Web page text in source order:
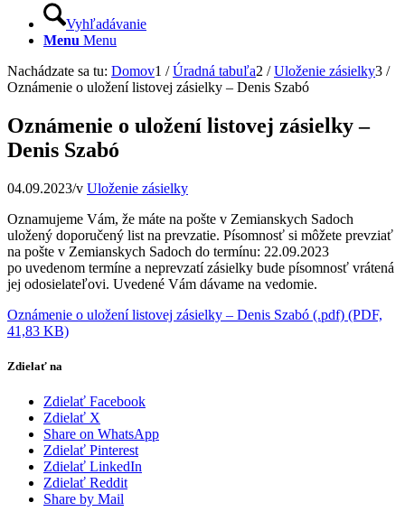
Vyhľadávanie
Menu Menu
Nachádzate sa tu: Domov1 / Úradná tabuľa2 / Uloženie zásielky3 /
Oznámenie o uložení listovej zásielky – Denis Szabó
Oznámenie o uložení listovej zásielky –
Denis Szabó
04.09.2023/v Uloženie zásielky
Oznamujeme Vám, že máte na pošte v Zemianskych Sadoch
uložený doporučený list na prevzatie. Písomnosť si môžete prevziať
na pošte v Zemianskych Sadoch do termínu: 22.09.2023
po uvedenom termíne a neprevzatí zásielky bude písomnosť vrátená
jej odosielateľovi. Uvedené Vám dávame na vedomie.
Oznámenie o uložení listovej zásielky – Denis Szabó (.pdf) (PDF,
41,83 KB)
Zdielať na
Zdielať Facebook
Zdielať X
Share on WhatsApp
Zdielať Pinterest
Zdielať LinkedIn
Zdielať Reddit
Share by Mail